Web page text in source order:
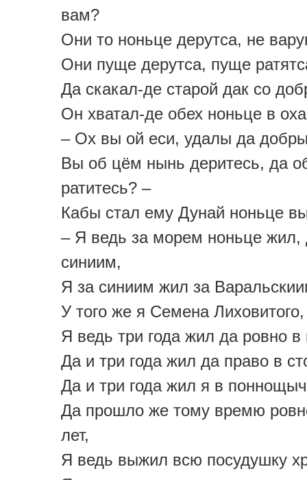
вам?
Они то ноньце дерутса, не
Они пуще дерутса, пуще
Да скакал-де старой дак со
Он хватал-де обех ноньце в
– Ох вы ой еси, удалы да
Вы об цём нынь деритесь, да
ратитесь? –
Кабы стал ему Дунай ноньце
– Я ведь за морем ноньце жил,
синиим,
Я за синиим жил за
У того же я Семена Лиховитого,
Я ведь три года жил да ровно в
Да и три года жил да право в
Да и три года жил я в
Да прошло же тому времю
лет,
Я ведь выжил всю посудушку